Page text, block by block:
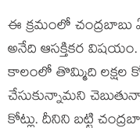
ఈ క్రమంలో చంద్రబాబు
అనేది ఆసక్తికర విష‌యం.
కాలంలో తొమ్మిది లక్షల
చేసుకున్నామని
కోట్లు. దీనిని బట్టి